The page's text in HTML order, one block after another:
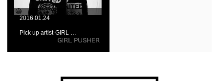
2016.01.24
Pick up artist-GIRL …